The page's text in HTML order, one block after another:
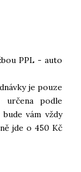
PPL - auto
je pouze
určena podle
vám vždy
jde o 450 Kč